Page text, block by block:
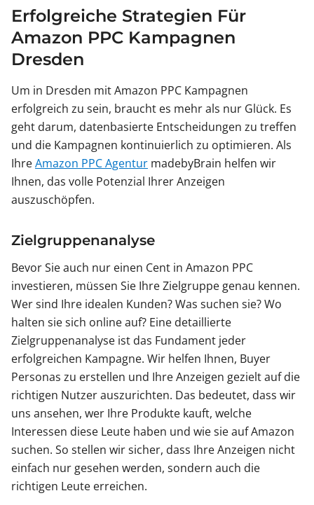
Erfolgreiche Strategien Für
Amazon PPC Kampagnen
Dresden
Um in Dresden mit Amazon PPC Kampagnen
erfolgreich zu sein, braucht es mehr als nur Glück. Es
geht darum, datenbasierte Entscheidungen zu treffen
und die Kampagnen kontinuierlich zu optimieren. Als
IhreAmazon PPC Agentur madebyBrain helfen wir
Ihnen, das volle Potenzial Ihrer Anzeigen
auszuschöpfen.
Zielgruppenanalyse
Bevor Sie auch nur einen Cent in Amazon PPC
investieren, müssen Sie Ihre Zielgruppe genau kennen.
Wer sind Ihre idealen Kunden? Was suchen sie? Wo
halten sie sich online auf? Eine detaillierte
Zielgruppenanalyse ist das Fundament jeder
erfolgreichen Kampagne. Wir helfen Ihnen, Buyer
Personas zu erstellen und Ihre Anzeigen gezielt auf die
richtigen Nutzer auszurichten. Das bedeutet, dass wir
uns ansehen, wer Ihre Produkte kauft, welche
Interessen diese Leute haben und wie sie auf Amazon
suchen. So stellen wir sicher, dass Ihre Anzeigen nicht
einfach nur gesehen werden, sondern auch die
richtigen Leute erreichen.